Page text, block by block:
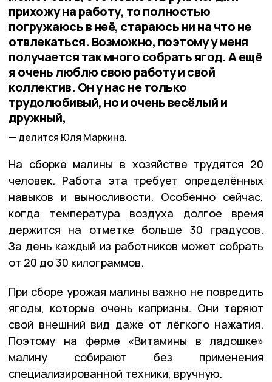
прихожу на работу, то полностью
погружаюсь в неё, стараюсь ни на что не
отвлекаться. Возможно, поэтому у меня
получается так много собрать ягод. А ещё
я очень люблю свою работу и свой
коллектив. Он у нас не только
трудолюбивый, но и очень весёлый и
дружный,
делится Юля Маркина.
На сборке малины в хозяйстве трудятся 20
человек. Работа эта требует определённых
навыков и выносливости. Особенно сейчас,
когда температура воздуха долгое время
держится на отметке больше 30 градусов.
За день каждый из работников может собрать
от 20 до 30 килограммов.
При сборе урожая малины важно не повредить
ягоды, которые очень капризны. Они теряют
свой внешний вид даже от лёгкого нажатия.
Поэтому на ферме «Витамины в ладошке»
малину собирают без применения
специализированной техники, вручную.